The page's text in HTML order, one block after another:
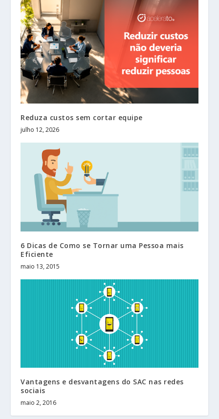
Reduza custos sem cortar equipe
julho 12, 2026
6 Dicas de Como se Tornar uma Pessoa mais
Eficiente
maio 13, 2015
Vantagens e desvantagens do SAC nas redes
sociais
maio 2, 2016